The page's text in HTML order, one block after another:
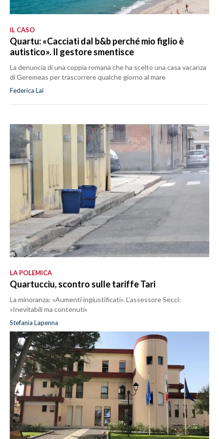
IL CASO
Quartu: «Cacciati dal b&b perché mio figlio è
autistico». Il gestore smentisce
La denuncia di una coppia romana che ha scelto una casa vacanza
di Geremeas per trascorrere qualche giorno al mare
Federica Lai
LA POLEMICA
Quartucciu, scontro sulle tariffe Tari
La minoranza: «Aumenti ingiustificati». L’assessore Secci:
«Inevitabili ma contenuti»
Stefania Lapenna